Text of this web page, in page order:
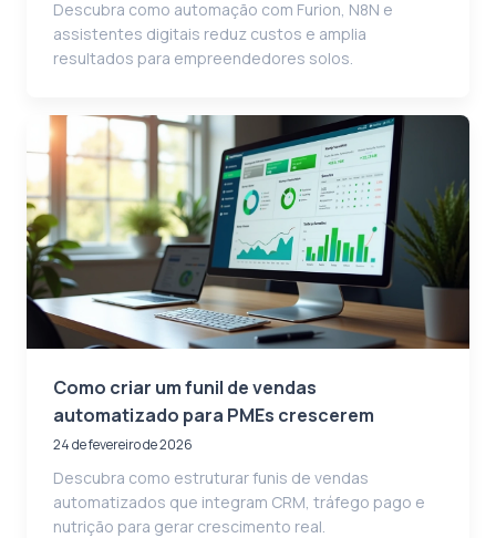
Descubra como automação com Furion, N8N e
assistentes digitais reduz custos e amplia
resultados para empreendedores solos.
Como criar um funil de vendas
automatizado para PMEs crescerem
24 de fevereiro de 2026
Descubra como estruturar funis de vendas
automatizados que integram CRM, tráfego pago e
nutrição para gerar crescimento real.